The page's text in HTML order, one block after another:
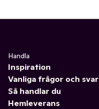
Handla
Inspiration
Vanliga frågor och svar
Så handlar du
Hemleverans